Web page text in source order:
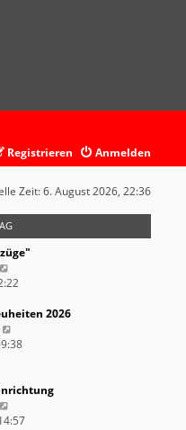
Anmelden
Registrieren
Zeit: 6. August 2026, 22:36
e
e
s
t
B
i
2026
e
s
e
e